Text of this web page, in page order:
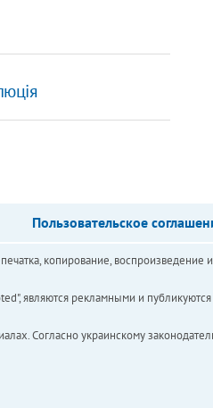
Пользовательское
копирование,
являются рекламными и публикуются
Согласно украинскому